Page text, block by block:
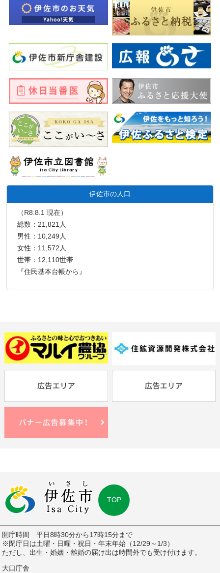
伊佐市の人口
（R8.8.1 現在）
総数：21,821人
男性：10,249人
女性：11,572人
世帯：12,110世帯
『住民基本台帳から』
TOP
開庁時間 平日8時30分から17時15分まで
※閉庁日は土曜・日曜・祝日・年末年始（12/29～1/3）
ただし、出生・婚姻・離婚の届け出は時間外でも受け付けます。
大口庁舎